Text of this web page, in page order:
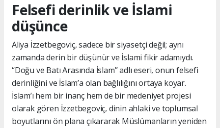
Felsefi derinlik ve İslami
düşünce
Aliya İzzetbegoviç, sadece bir siyasetçi değil; aynı
zamanda derin bir düşünür ve İslami fikir adamıydı.
“Doğu ve Batı Arasında İslam” adlı eseri, onun felsefi
derinliğini ve İslam’a olan bağlılığını ortaya koyar.
İslam’ı hem bir inanç hem de bir medeniyet projesi
olarak gören İzzetbegoviç, dinin ahlaki ve toplumsal
boyutlarını ön plana çıkararak Müslümanların yeniden